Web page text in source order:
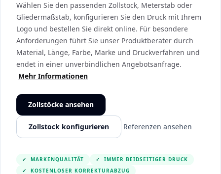
Wählen Sie den passenden Zollstock, Meterstab oder
Gliedermaßstab, konfigurieren Sie den Druck mit Ihrem
Logo und bestellen Sie direkt online. Für besondere
Anforderungen führt Sie unser Produktberater durch
Material, Länge, Farbe, Marke und Druckverfahren und
endet in einer unverbindlichen Angebotsanfrage.
Mehr Informationen
Zollstöcke ansehen
Zollstock konfigurieren Referenzen ansehen
✓ MARKENQUALITÄT ✓
IMMER BEIDSEITIGER DRUCK
✓
KOSTENLOSER KORREKTURABZUG